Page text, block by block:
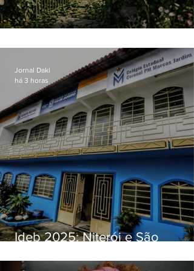
Ideb 2025: Niterói e São
distintos no ensino médio; veja
Jornal Daki
há 3 horas